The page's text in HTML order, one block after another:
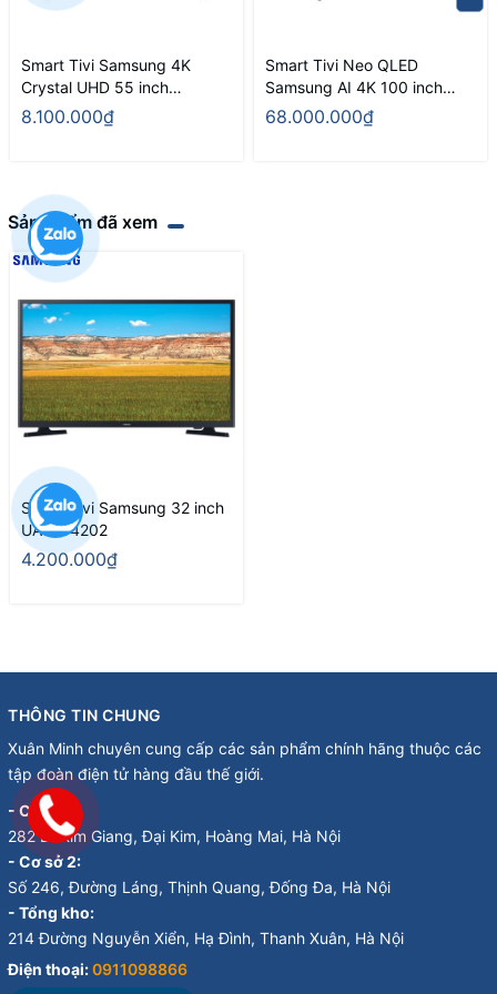
Smart Tivi Samsung 4K
Crystal UHD 55 inch
UA55U8000FKXXV
8.100.000₫
Smart Tivi Neo QLED
Samsung AI 4K 100 inch
QA100QN80F
68.000.000₫
Sản phẩm đã xem
Smart Tivi Samsung 32 inch
UA32T4202
4.200.000₫
THÔNG TIN CHUNG
Xuân Minh chuyên cung cấp các sản phẩm chính hãng thuộc các
tập đoàn điện tử hàng đầu thế giới.
- Cơ sở 1:
282 Đ. Kim Giang, Đại Kim, Hoàng Mai, Hà Nội
- Cơ sở 2:
Số 246, Đường Láng, Thịnh Quang, Đống Đa, Hà Nội
- Tổng kho:
214 Đường Nguyễn Xiển, Hạ Đình, Thanh Xuân, Hà Nội
Điện thoại:0911098866